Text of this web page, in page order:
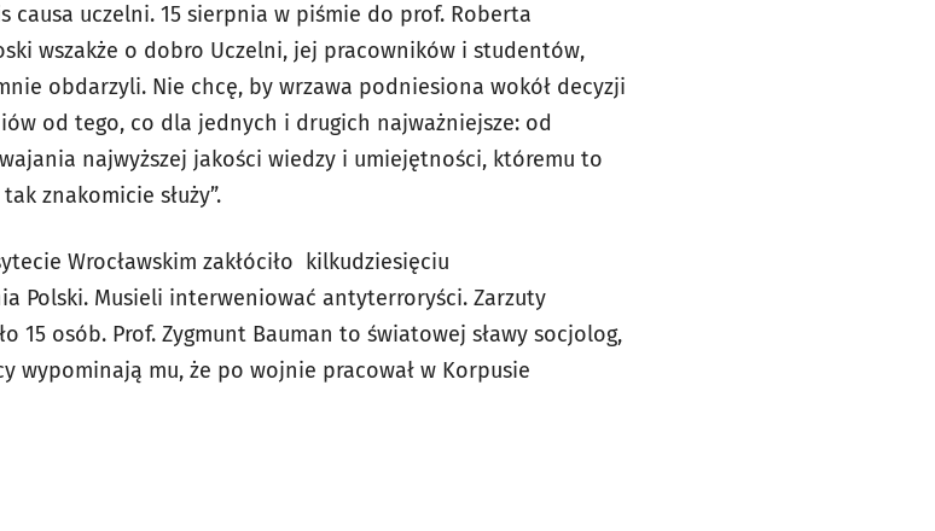
uczelni. 15 sierpnia w piśmie do prof. Roberta
wszakże o dobro Uczelni, jej pracowników i studentów,
obdarzyli. Nie chcę, by wrzawa podniesiona wokół decyzji
od tego, co dla jednych i drugich najważniejsze: od
najwyższej jakości wiedzy i umiejętności, któremu to
znakomicie służy”.
Wrocławskim zakłóciło
kilkudziesięciu
Polski. Musieli interweniować antyterroryści. Zarzuty
15 osób. Prof. Zygmunt Bauman to światowej sławy socjolog,
wypominają mu, że po wojnie pracował w Korpusie